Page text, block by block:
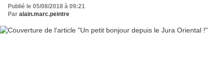
Publié le 05/08/2018 à 09:21
Par alain.marc.peintre